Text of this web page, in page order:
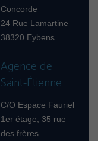
Concorde
24 Rue Lamartine
38320 Eybens
Agence de
Saint-Étienne
C/O Espace Fauriel
1er étage, 35 rue
des frères